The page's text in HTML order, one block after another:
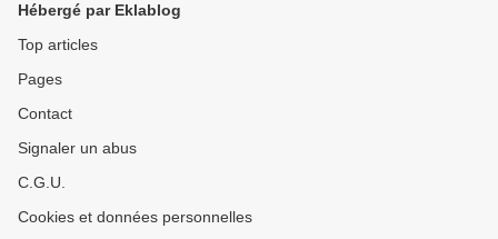
Hébergé par Eklablog
Top articles
Pages
Contact
Signaler un abus
C.G.U.
Cookies et données personnelles